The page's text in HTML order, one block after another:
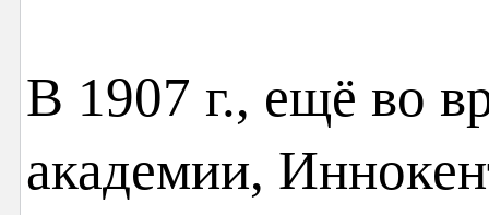
В 1907 г., ещё во
академии,